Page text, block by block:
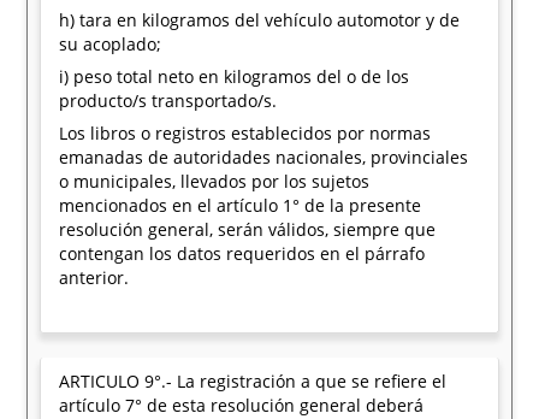
h) tara en kilogramos del vehículo automotor y de
su acoplado;
i) peso total neto en kilogramos del o de los
producto/s transportado/s.
Los libros o registros establecidos por normas
emanadas de autoridades nacionales, provinciales
o municipales, llevados por los sujetos
mencionados en el artículo 1° de la presente
resolución general, serán válidos, siempre que
contengan los datos requeridos en el párrafo
anterior.
ARTICULO 9°.- La registración a que se refiere el
artículo 7° de esta resolución general deberá